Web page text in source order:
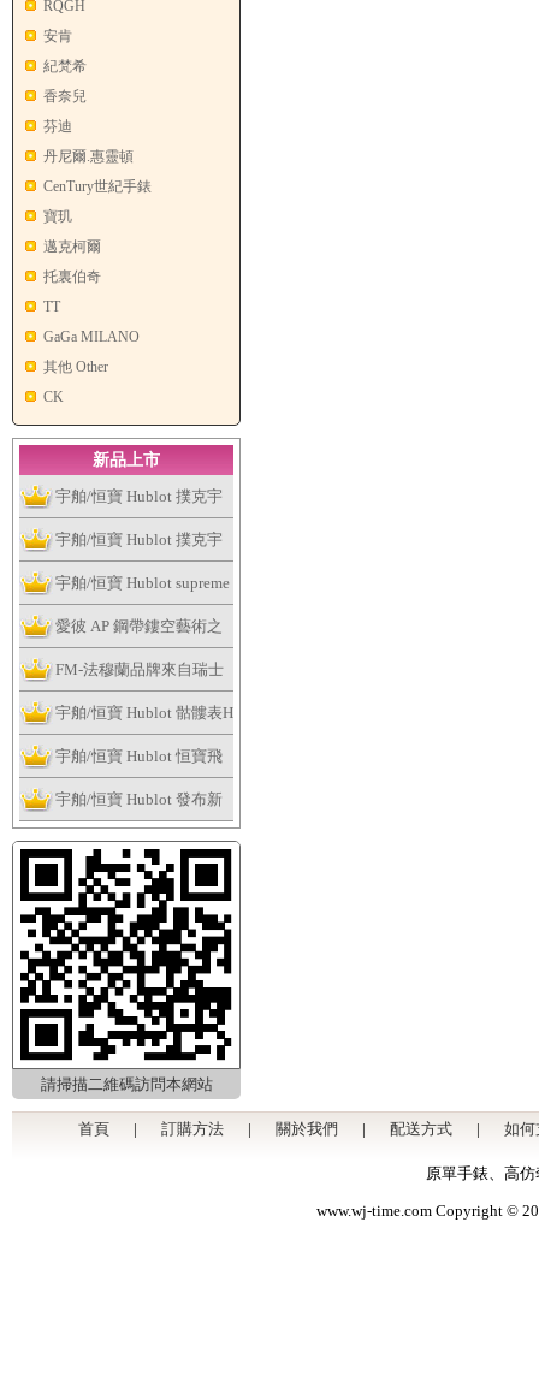
RQGH
安肯
紀梵希
香奈兒
芬迪
丹尼爾.惠靈頓
CenTury世紀手錶
寶玑
邁克柯爾
托裏伯奇
TT
GaGa MILANO
其他 Other
CK
新品上市
宇舶/恒寶 Hublot 撲克宇
舶表全新個性撲克系列腕
表捉緊浮華的趣味
宇舶/恒寶 Hublot 撲克宇
舶表全新個性撲克系列腕
表捉緊浮華的趣味
宇舶/恒寶 Hublot supreme
讓這個夏天大膽露出妳的
手表
愛彼 AP 鋼帶鏤空藝術之
作，全新皇家橡樹系列雙
擺輪鏤空腕表
FM-法穆蘭品牌來自瑞士
日內瓦
宇舶/恒寶 Hublot 骷髏表H
ublot Skull Bang系列
宇舶/恒寶 Hublot 恒寶飛
輪腕表、經典融合最新陀
飛輪腕表
宇舶/恒寶 Hublot 發布新
版Big Bang法拉利腕表
請掃描二維碼訪問本網站
首頁 | 訂購方法 | 關於我們 | 配送方式 | 如何
原單手錶、 高仿
www.wj-time.com Copyright ©